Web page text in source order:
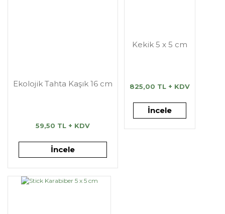
Ekolojik Tahta Kaşık 16 cm
59,50 TL + KDV
İncele
Kekik 5 x 5 cm
825,00 TL + KDV
İncele